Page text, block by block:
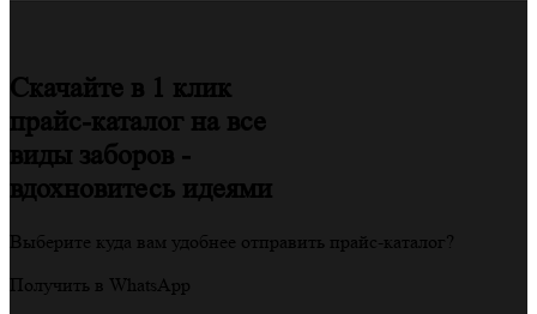
Скачайте в 1 клик
прайс-каталог на все
виды заборов -
вдохновитесь идеями
Выберите куда вам удобнее отправить прайс-каталог?
Получить в WhatsApp